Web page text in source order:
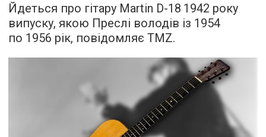
Йдеться про гітару Martin D-18 1942 року
випуску, якою Преслі володів із 1954
по 1956 рік, повідомляє TMZ.